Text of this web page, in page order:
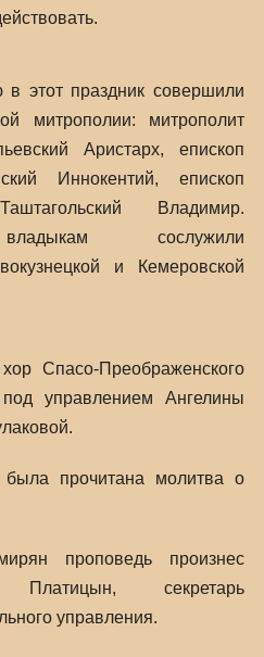
в этот праздник совершили
митрополии: митрополит
Аристарх, епископ
Иннокентий, епископ
Владимир.
сослужили
и Кемеровской
Спасо-Преображенского
управлением Ангелины
была прочитана молитва о
проповедь произнес
секретарь
управления.